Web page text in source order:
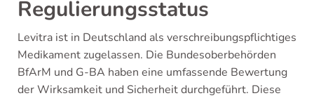
Regulierungsstatus
Levitra ist in Deutschland als verschreibungspflichtiges
Medikament zugelassen. Die Bundesoberbehörden
BfArM und G-BA haben eine umfassende Bewertung
der Wirksamkeit und Sicherheit durchgeführt. Diese